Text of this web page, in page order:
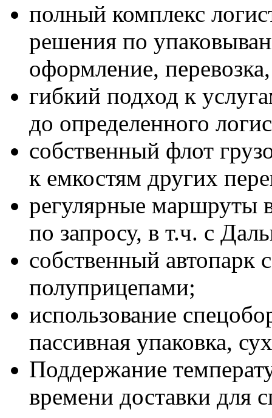
полный комплекс
решения по
оформление,
гибкий подход к
до определенного
собственный флот
к емкостям других
регулярные маршруты
по запросу, в т.ч. с
собственный
полуприцепами;
использование
пассивная упаковка,
Поддержание
времени доставки для